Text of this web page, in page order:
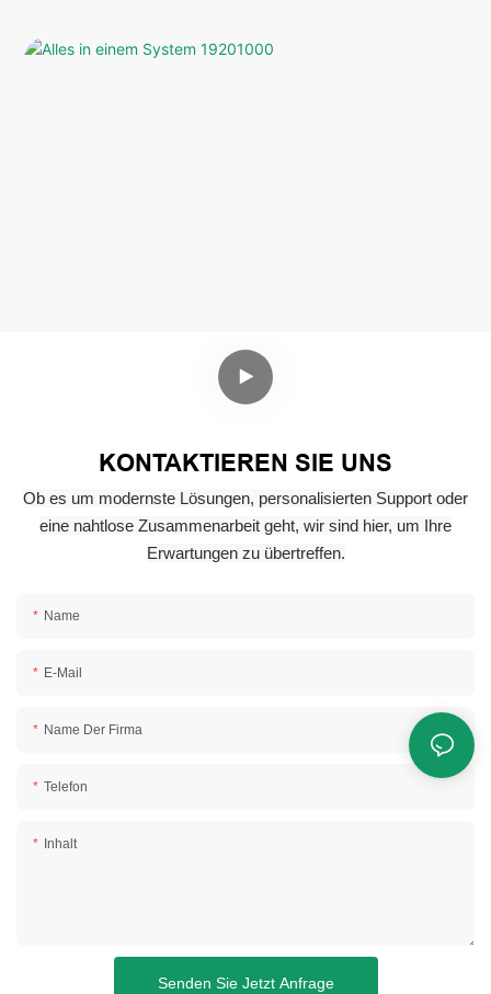
KONTAKTIEREN SIE UNS
Ob es um modernste Lösungen, personalisierten Support oder
eine nahtlose Zusammenarbeit geht, wir sind hier, um Ihre
Erwartungen zu übertreffen.
Name
E-Mail
Name Der Firma
Telefon
Inhalt
Senden Sie Jetzt Anfrage